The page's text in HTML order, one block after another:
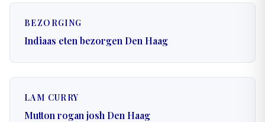
BEZORGING
Indiaas eten bezorgen Den Haag
LAM CURRY
Mutton rogan josh Den Haag